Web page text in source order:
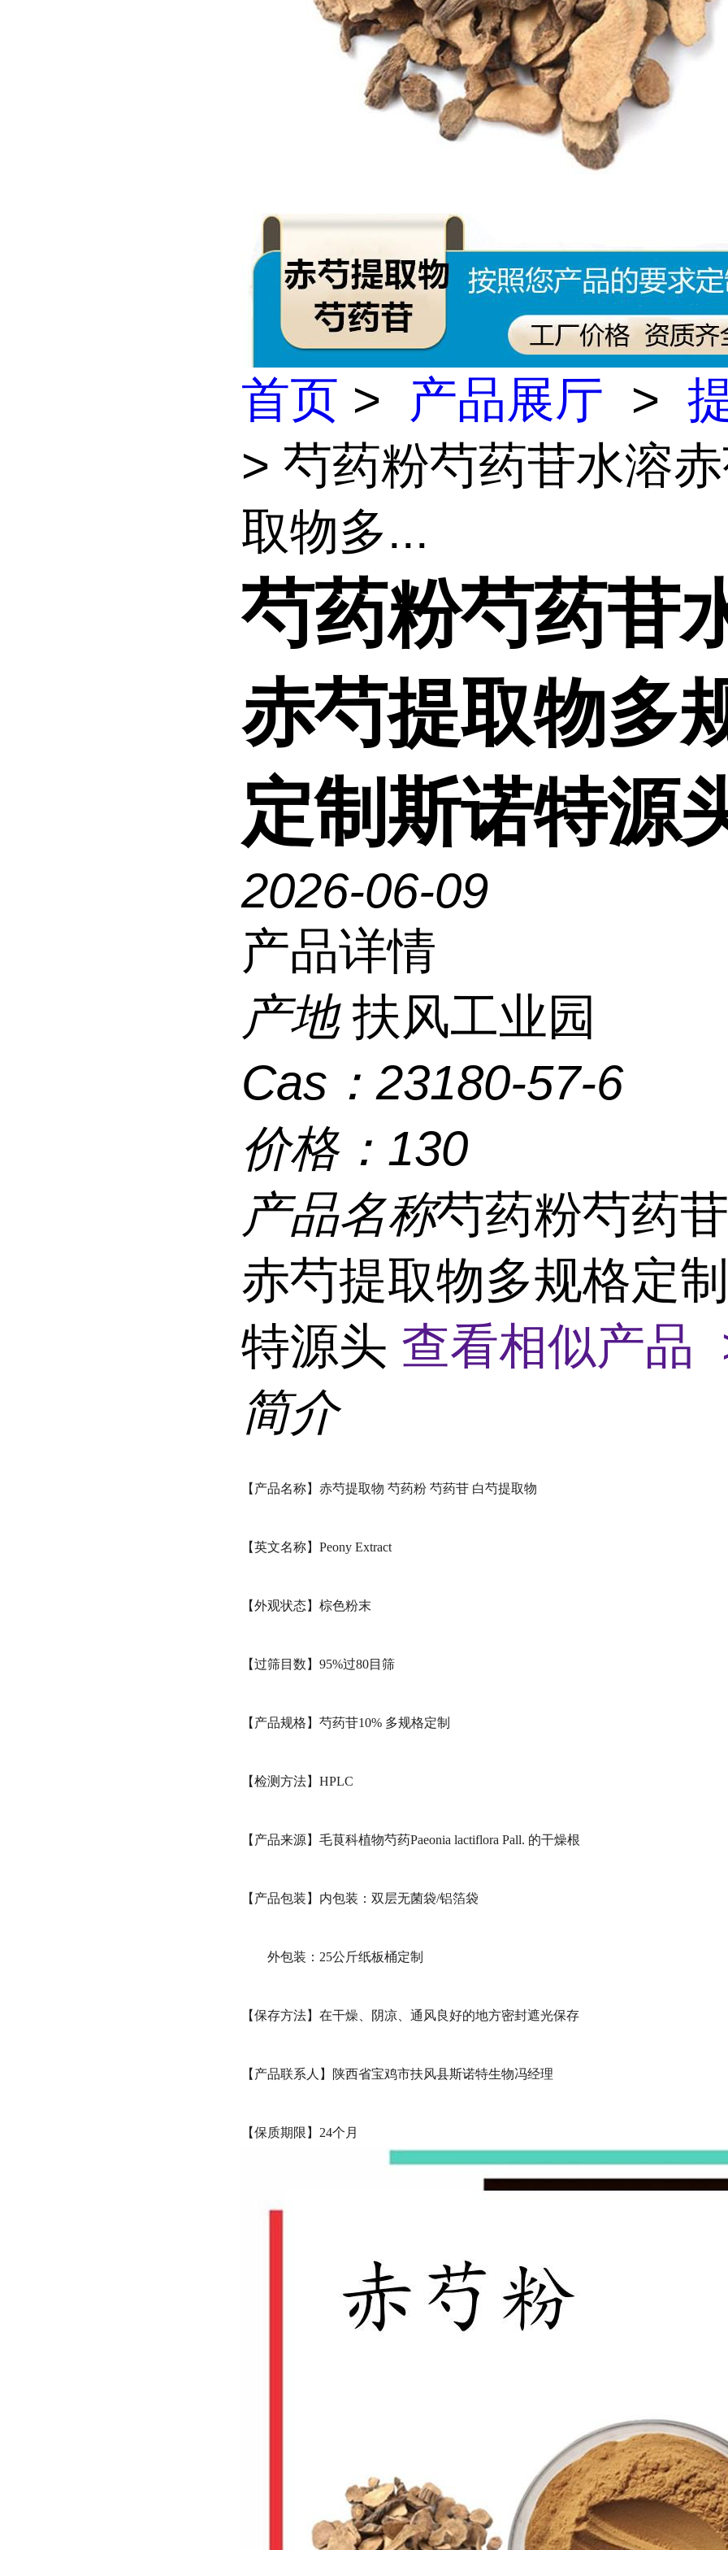
首页 > 产品展厅 >
> 芍药粉芍药苷水溶
取物多...
芍药粉芍药苷
赤芍提取物多
定制斯诺特源
2026-06-09
产品详情
产地 扶风工业园
Cas： 23180-57-6
价格： 130
产品名称芍药粉芍药
赤芍提取物多规格定
特源头 查看相似产品
简介
【产品名称】赤芍提取物 芍药粉 芍药苷 白芍提取物
【英文名称】Peony Extract
【外观状态】棕色粉末
【过筛目数】95%过80目筛
【产品规格】芍药苷10% 多规格定制
【检测方法】HPLC
【产品来源】毛茛科植物芍药Paeonia lactiflora Pall. 的干燥根
【产品包装】内包装：双层无菌袋/铝箔袋
外包装：25公斤纸板桶定制
【保存方法】在干燥、阴凉、通风良好的地方密封遮光保存
【产品联系人】陕西省宝鸡市扶风县斯诺特生物冯经理
【保质期限】24个月